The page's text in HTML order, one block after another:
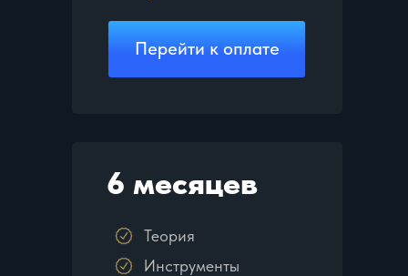
Теория
Инструменты
Перейти к оплате
6 месяцев